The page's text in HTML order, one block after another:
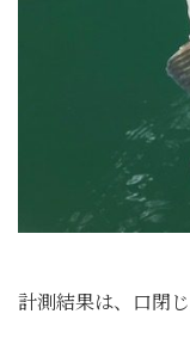
計測結果は、口閉